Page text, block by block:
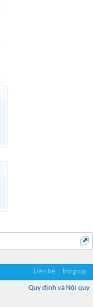
Liên hệ Trợ giúp
Quy định và Nội quy